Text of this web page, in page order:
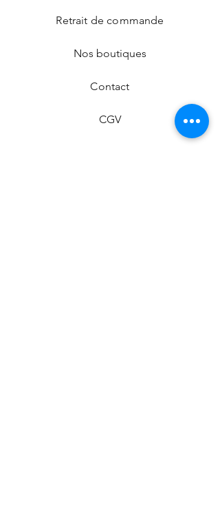
Retrait de commande
Nos boutiques
Contact
CGV